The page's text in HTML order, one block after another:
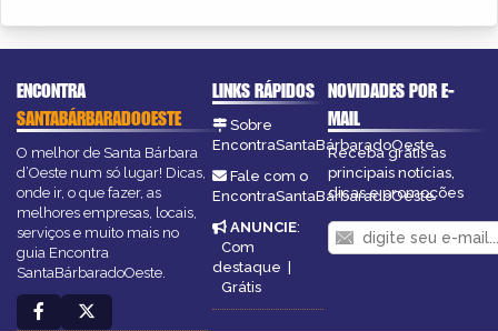
ENCONTRA
SANTABÁRBARADOOESTE
O melhor de Santa Bárbara
d’Oeste num só lugar! Dicas,
onde ir, o que fazer, as
melhores empresas, locais,
serviços e muito mais no
guia Encontra
SantaBárbaradoOeste.
LINKS RÁPIDOS
Sobre
EncontraSantaBárbaradoOeste
Fale com o
EncontraSantaBárbaradoOeste
ANUNCIE:
Com
destaque |
Grátis
NOVIDADES POR E-
MAIL
Receba grátis as
principais notícias,
dicas e promoções